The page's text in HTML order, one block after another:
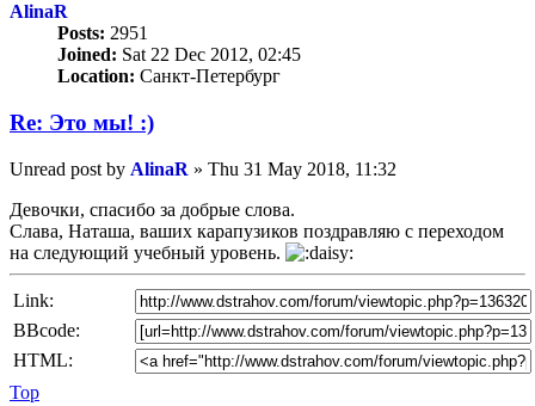
AlinaR
Posts: 2951
Joined: Sat 22 Dec 2012, 02:45
Location: Санкт-Петербург
Re: Это мы! :)
Unread post by AlinaR » Thu 31 May 2018, 11:32
Девочки, спасибо за добрые слова.
Слава, Наташа, ваших карапузиков поздравляю с переходом
на следующий учебный уровень.
Link:
BBcode:
HTML:
Top